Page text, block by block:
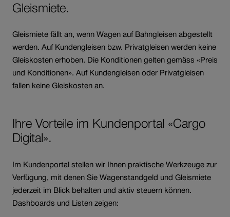
Gleismiete.
Gleismiete fällt an, wenn Wagen auf Bahngleisen abgestellt
werden. Auf Kundengleisen bzw. Privatgleisen werden keine
Gleiskosten erhoben. Die Konditionen gelten gemäss «Preis
und Konditionen». Auf Kundengleisen oder Privatgleisen
fallen keine Gleiskosten an.
Ihre Vorteile im Kundenportal «Cargo
Digital».
Im Kundenportal stellen wir Ihnen praktische Werkzeuge zur
Verfügung, mit denen Sie Wagenstandgeld und Gleismiete
jederzeit im Blick behalten und aktiv steuern können.
Dashboards und Listen zeigen: